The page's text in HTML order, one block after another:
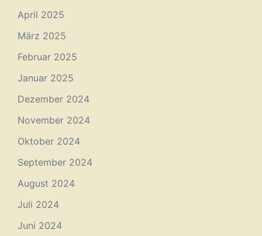
April 2025
März 2025
Februar 2025
Januar 2025
Dezember 2024
November 2024
Oktober 2024
September 2024
August 2024
Juli 2024
Juni 2024